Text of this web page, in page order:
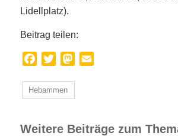
Lidellplatz).
Beitrag teilen:
Facebook
TwitterMastodon
Hebammen
Weitere Beiträge zum